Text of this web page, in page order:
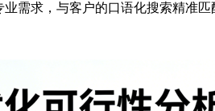
需求，与客户的口语化搜索精准